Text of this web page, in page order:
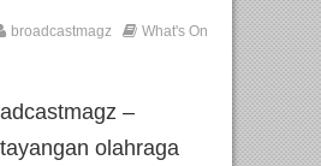
broadcastmagz What's On
–
olahraga